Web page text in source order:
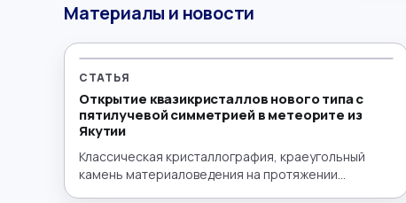
ОБЖ
Обществознание
Окружающий мир →
Польский язык →
Португальский язык →
Материалы и новости
СТАТЬЯ
Открытие квазикристаллов нового типа с
пятилучевой симметрией в метеорите из
Якутии
Классическая кристаллография, краеугольный
камень материаловедения на протяжении